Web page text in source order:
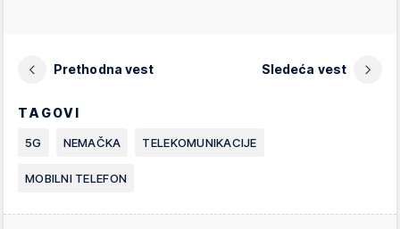
Prethodna vest Sledeća vest
TAGOVI
5G NEMAČKA TELEKOMUNIKACIJE
MOBILNI TELEFON